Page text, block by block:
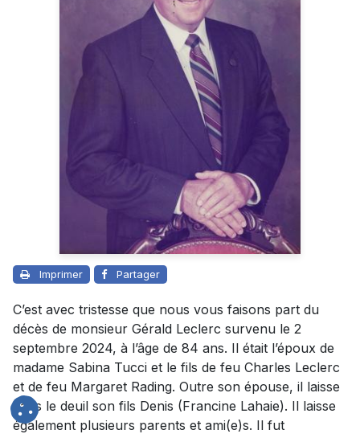
Imprimer Partager
C’est avec tristesse que nous vous faisons part du
décès de monsieur Gérald Leclerc survenu le 2
septembre 2024, à l’âge de 84 ans. Il était l’époux de
madame Sabina Tucci et le fils de feu Charles Leclerc
et de feu Margaret Rading. Outre son épouse, il laisse
dans le deuil son fils Denis (Francine Lahaie). Il laisse
également plusieurs parents et ami(e)s. Il fut